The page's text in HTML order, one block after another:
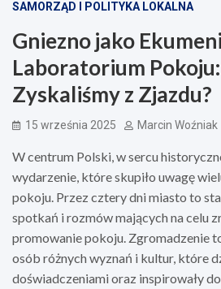
SAMORZĄD I POLITYKA LOKALNA
Gniezno jako
Laboratorium
Zyskaliśmy z Zjazdu?
15 września 2025 Marcin Woźniak
W centrum Polski, w sercu
wydarzenie, które skupiło uwagę
pokoju. Przez cztery dni miasto to
spotkań i rozmów mających na celu
promowanie pokoju. Zgromadzenie
osób różnych wyznań i kultur, które
doświadczeniami oraz inspirowały